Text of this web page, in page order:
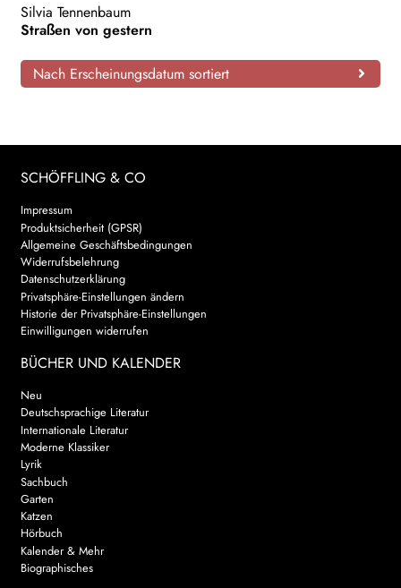
Silvia Tennenbaum
Straßen von gestern
Nach Erscheinungsdatum sortiert
SCHÖFFLING & CO
Impressum
Produktsicherheit (GPSR)
Allgemeine Geschäftsbedingungen
Widerrufsbelehrung
Datenschutzerklärung
Privatsphäre-Einstellungen ändern
Historie der Privatsphäre-Einstellungen
Einwilligungen widerrufen
BÜCHER UND KALENDER
Neu
Deutschsprachige Literatur
Internationale Literatur
Moderne Klassiker
Lyrik
Sachbuch
Garten
Katzen
Hörbuch
Kalender & Mehr
Biographisches